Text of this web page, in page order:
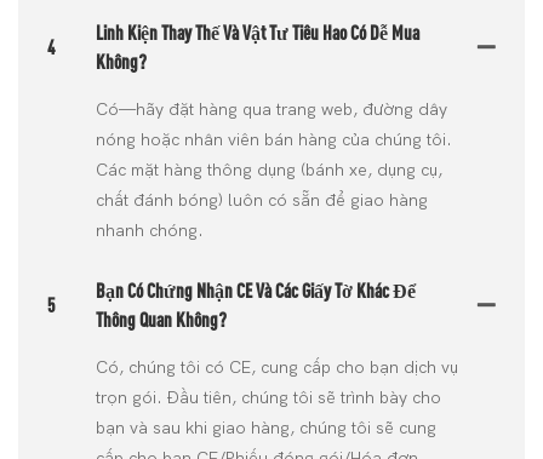
4
Linh Kiện Thay Thế Và Vật Tư Tiêu Hao Có Dễ Mua
Không?
Có—hãy đặt hàng qua trang web, đường dây
nóng hoặc nhân viên bán hàng của chúng tôi.
Các mặt hàng thông dụng (bánh xe, dụng cụ,
chất đánh bóng) luôn có sẵn để giao hàng
nhanh chóng.
5
Bạn Có Chứng Nhận CE Và Các Giấy Tờ Khác Để
Thông Quan Không?
Có, chúng tôi có CE, cung cấp cho bạn dịch vụ
trọn gói. Đầu tiên, chúng tôi sẽ trình bày cho
bạn và sau khi giao hàng, chúng tôi sẽ cung